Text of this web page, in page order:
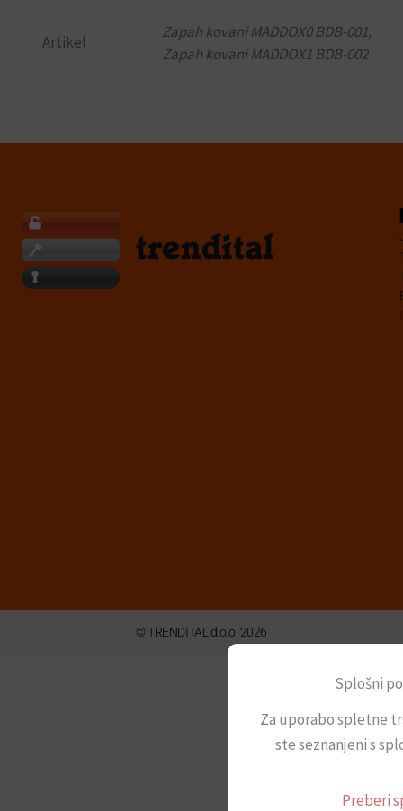
Artikel
Zapah kovani MADDOX0 BDB-001,
Zapah kovani MADDOX1 BDB-002
© TRENDITAL d.o.o. 2026
Splošni
Za uporabo spletne
ste seznanjeni s
Preberi